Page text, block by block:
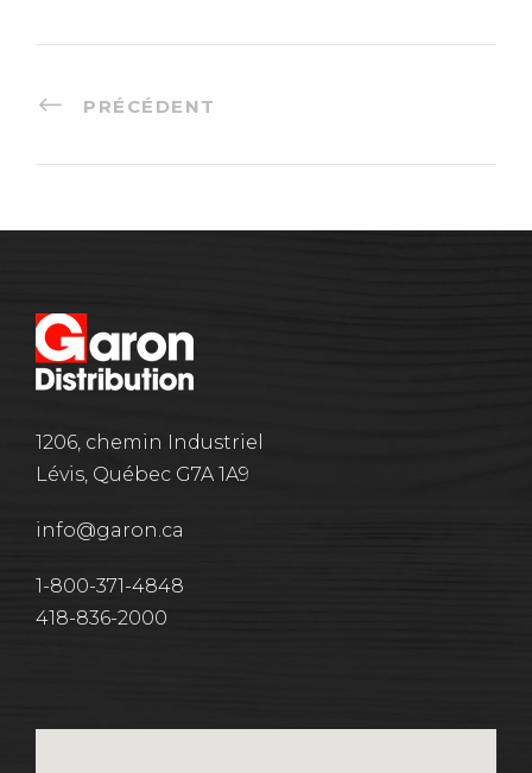
PRÉCÉDENT
1206, chemin Industriel
Lévis, Québec G7A 1A9
info@garon.ca
1-800-371-4848
418-836-2000